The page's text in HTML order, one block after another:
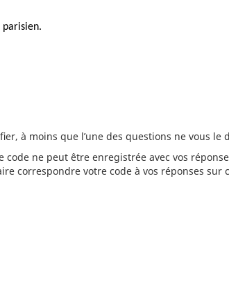
parisien.
à moins que l’une des questions ne vous le
ne peut être enregistrée avec vos
correspondre votre code à vos réponses sur